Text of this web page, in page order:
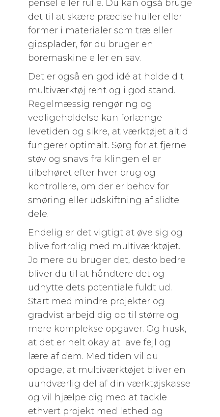
pensel eller rulle. Du kan også bruge
det til at skære præcise huller eller
former i materialer som træ eller
gipsplader, før du bruger en
boremaskine eller en sav.
Det er også en god idé at holde dit
multiværktøj rent og i god stand.
Regelmæssig rengøring og
vedligeholdelse kan forlænge
levetiden og sikre, at værktøjet altid
fungerer optimalt. Sørg for at fjerne
støv og snavs fra klingen eller
tilbehøret efter hver brug og
kontrollere, om der er behov for
smøring eller udskiftning af slidte
dele.
Endelig er det vigtigt at øve sig og
blive fortrolig med multiværktøjet.
Jo mere du bruger det, desto bedre
bliver du til at håndtere det og
udnytte dets potentiale fuldt ud.
Start med mindre projekter og
gradvist arbejd dig op til større og
mere komplekse opgaver. Og husk,
at det er helt okay at lave fejl og
lære af dem. Med tiden vil du
opdage, at multiværktøjet bliver en
uundværlig del af din værktøjskasse
og vil hjælpe dig med at tackle
ethvert projekt med lethed og